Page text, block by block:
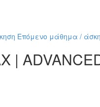
Επόμενο μάθημα /
|